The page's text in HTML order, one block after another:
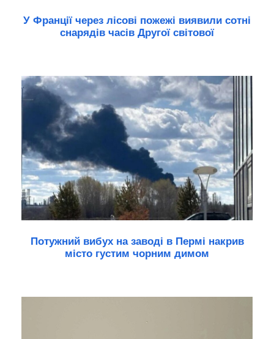
У Франції через лісові пожежі виявили сотні
снарядів часів Другої світової
Потужний вибух на заводі в Пермі накрив
місто густим чорним димом